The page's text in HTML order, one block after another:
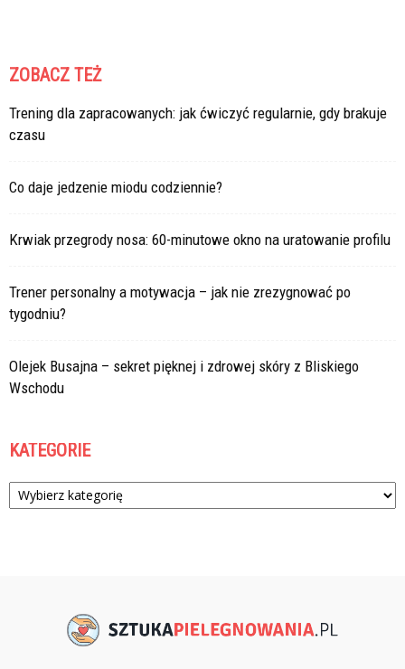
ZOBACZ TEŻ
Trening dla zapracowanych: jak ćwiczyć regularnie, gdy brakuje
czasu
Co daje jedzenie miodu codziennie?
Krwiak przegrody nosa: 60-minutowe okno na uratowanie profilu
Trener personalny a motywacja – jak nie zrezygnować po
tygodniu?
Olejek Busajna – sekret pięknej i zdrowej skóry z Bliskiego
Wschodu
KATEGORIE
Kategorie